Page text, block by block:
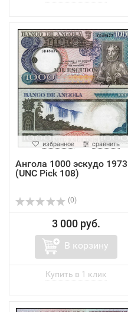
избранное сравнить
Ангола 1000 эскудо 1973
(UNC Pick 108)
(0)
3 000 руб.
В корзину